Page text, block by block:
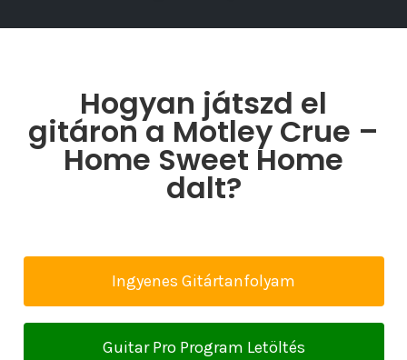
Hogyan játszd el
gitáron a Motley Crue –
Home Sweet Home
dalt?
Ingyenes Gitártanfolyam
Guitar Pro Program Letöltés